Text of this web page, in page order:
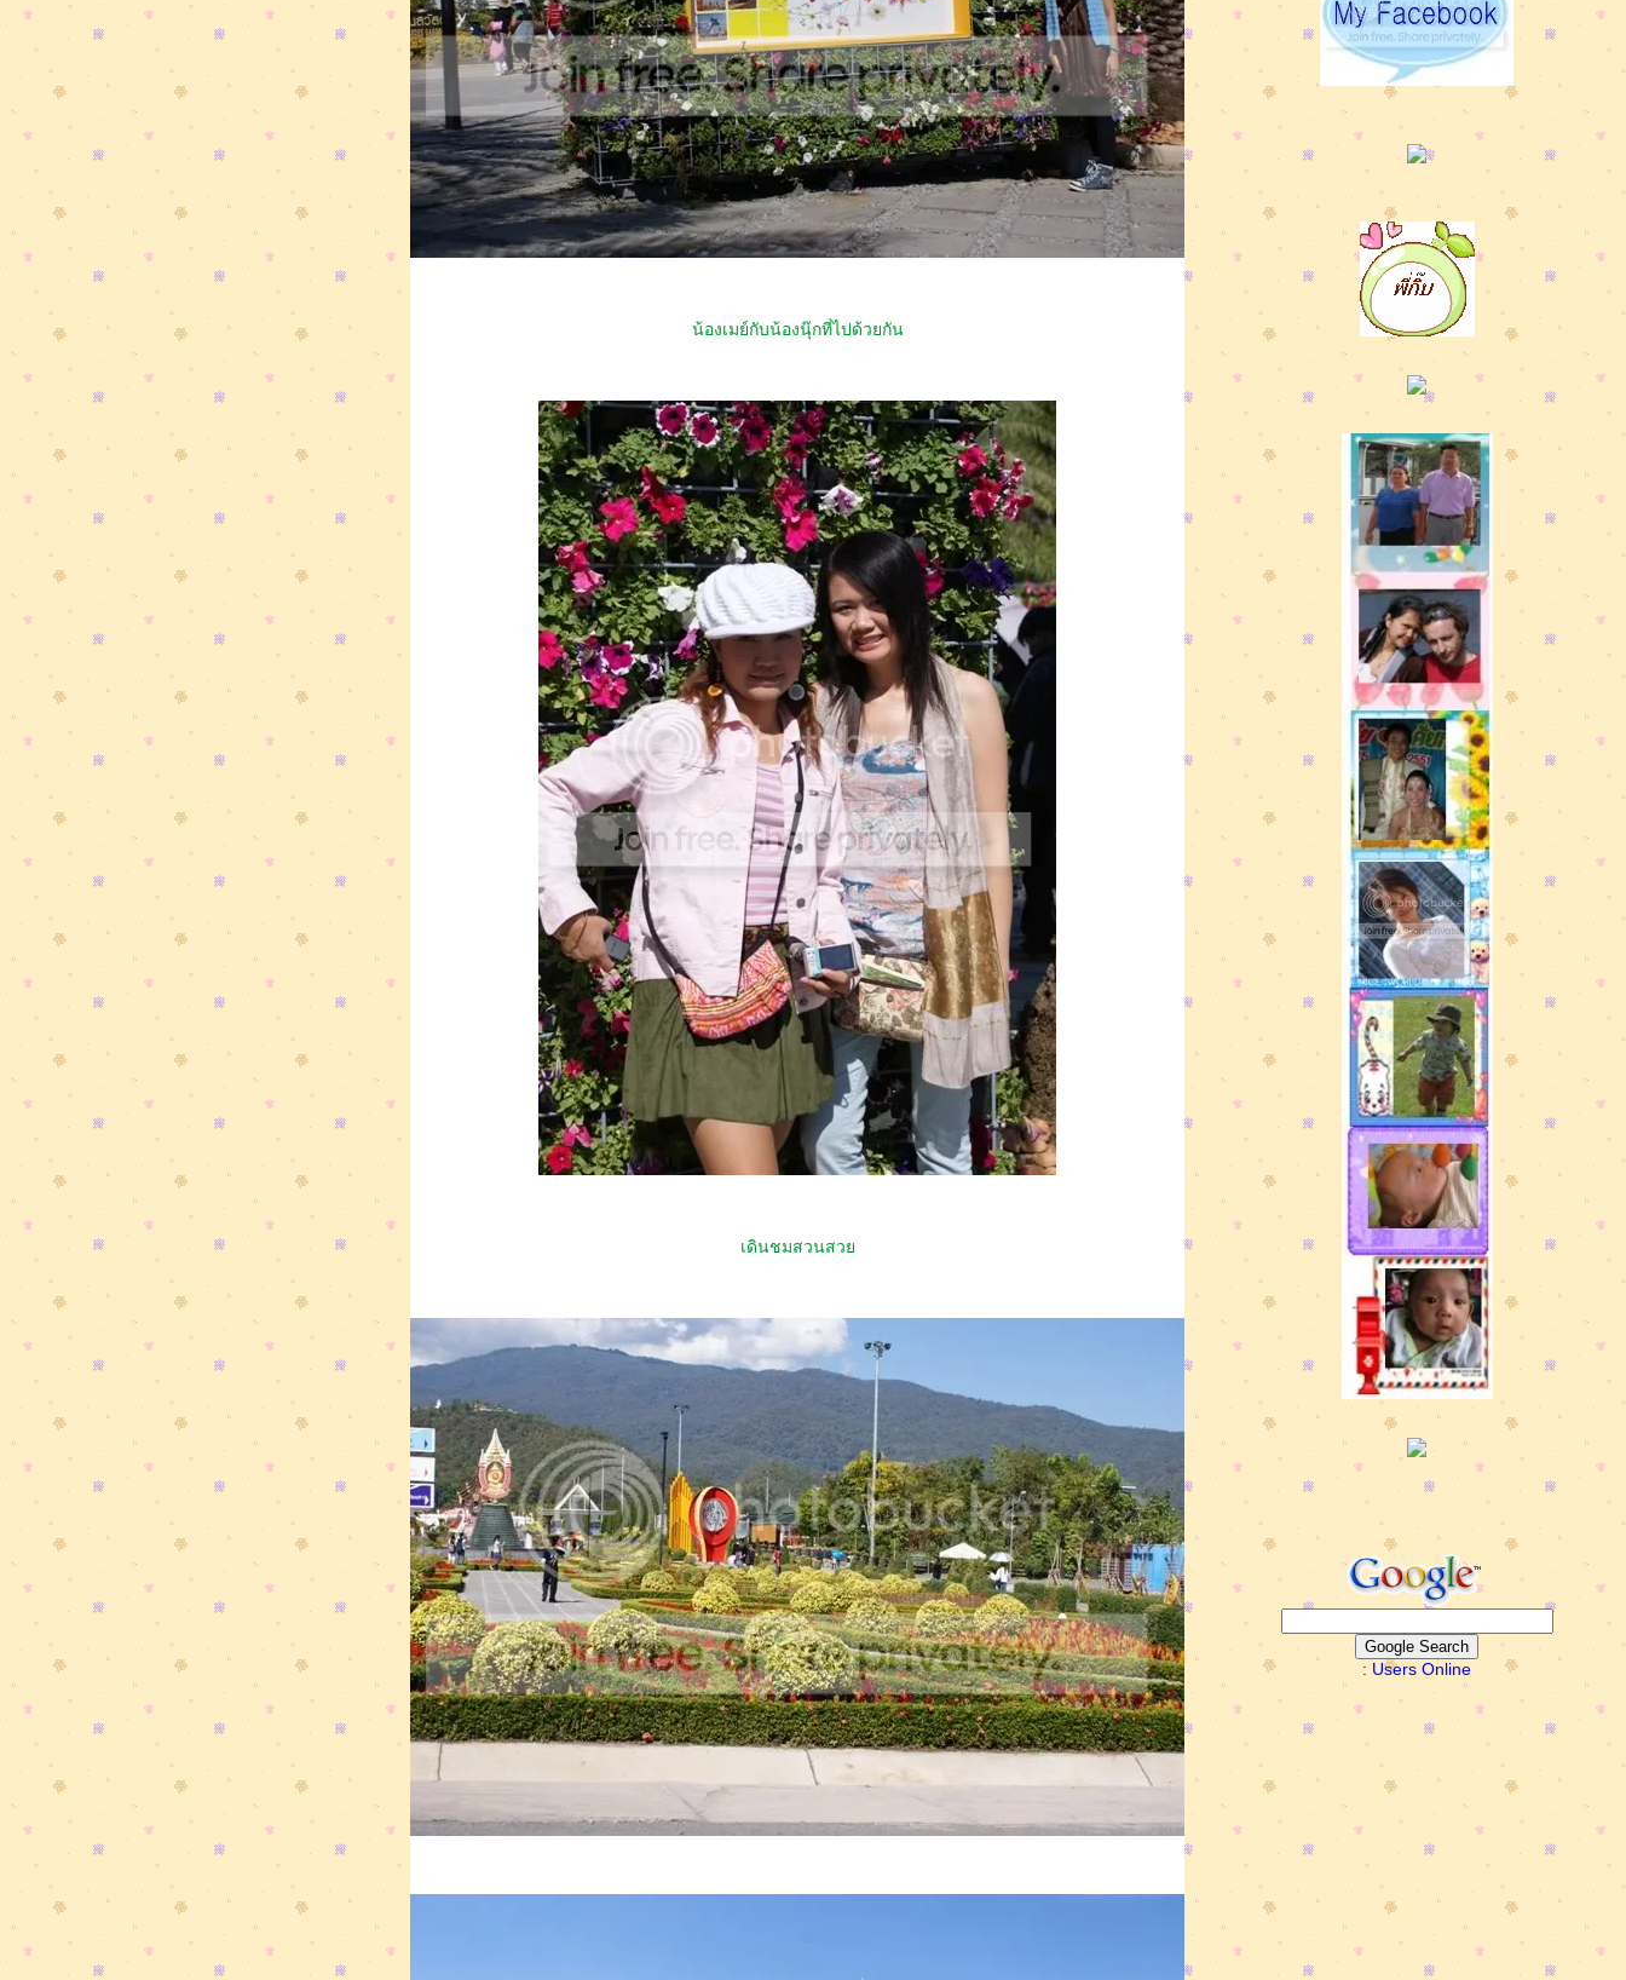
ตอง "...หน้าฝน....แต่ก็สวยดีนะ.....
ก่อนเดินทางกลับ......
.....เที่ยวเขาใหญ่.....การเดินทางวัน
รก....
เทพ (ก่อนกลับ กทมฯ)...."@@"+++...
......"@@".....แม่ฮ่องสอน.....อีกหลา
มุมสวย ๆ ของ "ปาย"...."@@"+++...
ถ่าย..ค๊าบ...."@@"+++...
......"@@".....แม่ฮ่องสอน....."จุดชมวิว
กิ๋วลม" มาชมวิวสวย ๆ กัน
...."@@"+++...
......"@@".....แม่ฮ่องสอน....."วัดพระ
ธาตุดอยกองมู" เงียบสงบและสวยงาม
พาไปสักการะค่ะ ...."@@"+++...
......"@@".....แม่ฮ่องสอน.....พาไป
พอกหน้าที่ภูโคลน อีก 1 สถานที่ใน
ม่ฮ่องสอน ...."@@"+++...
......"@@".....แม่ฮ่องสอน.....หมู่บ้าน
รักไทย - _ - เชิญชิมอาหารจีนยูนนาน
(อร่อยมาก) ...."@@"+++...
......"@@".....แม่ฮ่องสอน.....ตามรอ
หนัง Happy Birth Day ที่ปางอุ๋งกัน
...."@@"+++...
......"@@".....แม่ฮ่องสอน....."ถ้ำปลา"
ชมธรรมชาติและพักผ่อน
...."@@"+++...
...."@@".....แม่ฮ่องสอน....พาชม
ความสวยงามของดอกพญาเสือโคร่ง
บานสะพรั่ง ที่ "ขุนแม่
ะ"...."@@"+++...
...."@@".....แม่ฮ่องสอน....ชม
พระอาทิตย์ขึ้นที่ทะเลหมอก ..." ห้ว
น้ำดัง "...."@@"+++...
...."@@".....แม่ฮ่องสอน....กินขนมจีน
นั่งยอง & เดินเล่นที่ถนนคนเดิน " ปา
" อีกแล้ว...."@@"+++...
...."@@".....แม่ฮ่องสอน....ถึงเวลา
เที่ยวปายแล้ว ไปกัน
นนนนน...."@@"+++...
...."@@".....แม่ฮ่องสอน....เดินทางไป
ปายกันค่ะ...."@@"+++...
ราชพฤกษ์...เชียงใหม่ ++สถานที่นึงที่
นะนำให้ไปเที่ยว++
เกาะลันตา ++ กระบี่ ++ สวยมาก - @
-
ไปเที่ยวดรีมเวิร์ลมา ...... จ้า
หาดแม่รำพึง (ระยอง)
น้องเมย์กับน้องนุ๊กที่ไปด้วยกัน
เดินชมสวนสว
: Users Online